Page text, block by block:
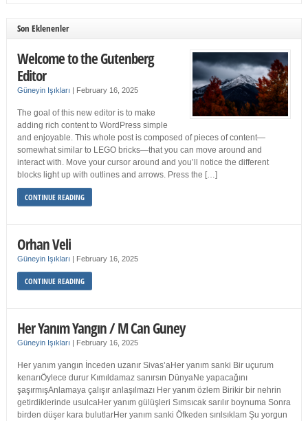
Son Eklenenler
Welcome to the Gutenberg
Editor
Güneyin Işıkları | February 16, 2025
The goal of this new editor is to make
adding rich content to WordPress simple
and enjoyable. This whole post is composed of pieces of content—
somewhat similar to LEGO bricks—that you can move around and
interact with. Move your cursor around and you’ll notice the different
blocks light up with outlines and arrows. Press the […]
CONTINUE READING
Orhan Veli
Güneyin Işıkları | February 16, 2025
CONTINUE READING
Her Yanım Yangın / M Can Guney
Güneyin Işıkları | February 16, 2025
Her yanım yangın İnceden uzanır Sivas’aHer yanım sanki Bir uçurum
kenarıÖylece durur Kımıldamaz sanırsın DünyaNe yapacağını
şaşırmışAnlamaya çalışır anlaşılmazı Her yanım özlem Birikir bir nehrin
getirdiklerinde usulcaHer yanım gülüşleri Sımsıcak sarılır boynuma Sonra
birden düşer kara bulutlarHer yanım sanki Öfkeden sırılsıklam Şu yorgun